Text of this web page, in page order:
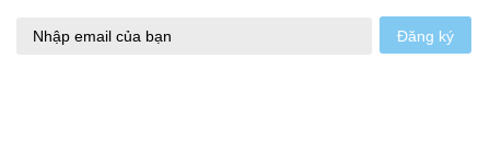
Đăng ký